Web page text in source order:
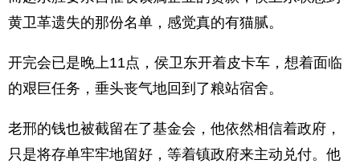
黄卫革遗失的那份名单，感觉真的有猫腻。
开完会已是晚上11点，侯卫东开着皮卡车，想着面临
的艰巨任务，垂头丧气地回到了粮站宿舍。
老邢的钱也被截留在了基金会，他依然相信着政府，
只是将存单牢牢地留好，等着镇政府来主动兑付。他